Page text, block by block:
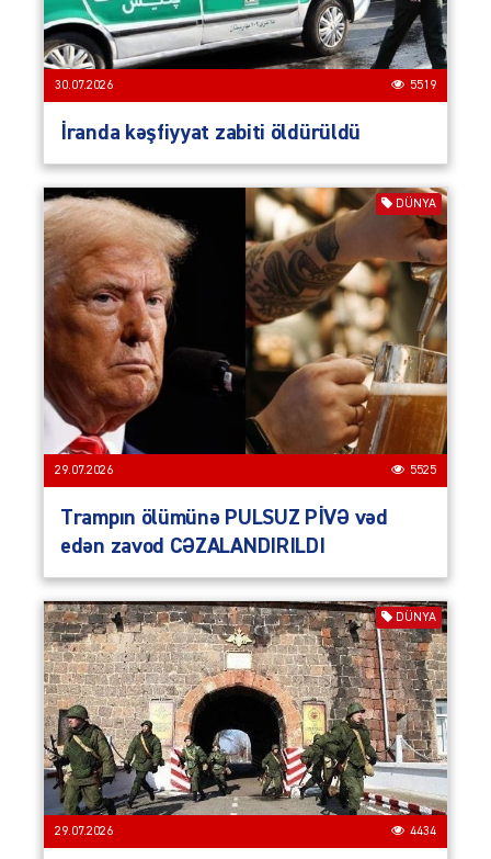
30.07.2026 5519
İranda kəşfiyyat zabiti öldürüldü
DÜNYA
29.07.2026 5525
Trampın ölümünə PULSUZ PİVƏ vəd
edən zavod CƏZALANDIRILDI
DÜNYA
29.07.2026 4434